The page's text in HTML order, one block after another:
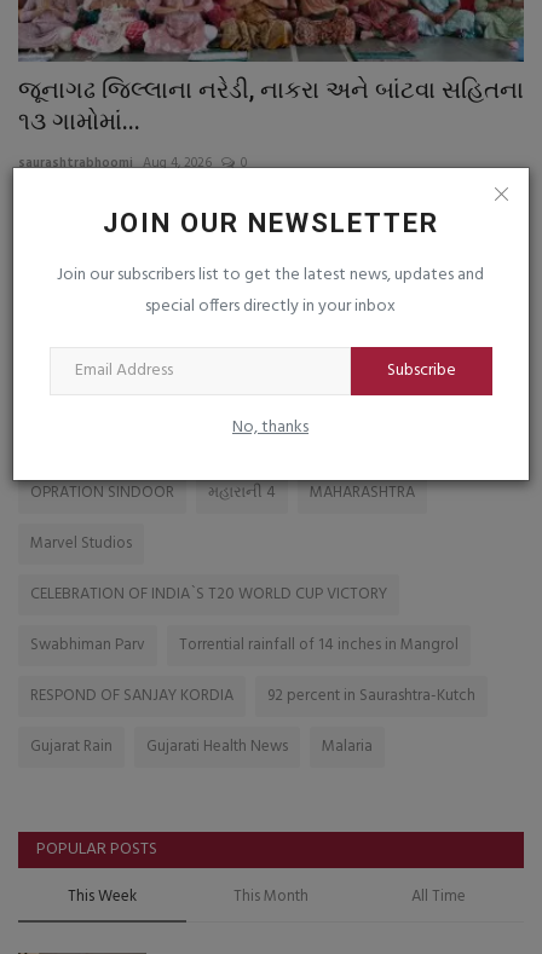
JOIN OUR NEWSLETTER
Join our subscribers list to get the latest news, updates and
special offers directly in your inbox
Subscribe
No, thanks
જૂનાગઢ જિલ્લાના નરેડી, નાકરા અને બાંટવા સહિતના
૧૩ ગામોમાં...
saurashtrabhoomi Aug 4, 2026 0
Digital India
COLUMBIA
Representation made to the Regional Commissioner
OPRATION SINDOOR
મહારાની 4
MAHARASHTRA
Marvel Studios
CELEBRATION OF INDIA`S T20 WORLD CUP VICTORY
Swabhiman Parv
Torrential rainfall of 14 inches in Mangrol
RESPOND OF SANJAY KORDIA
92 percent in Saurashtra-Kutch
Gujarat Rain
Gujarati Health News Malaria
POPULAR POSTS
This Week This Month All Time